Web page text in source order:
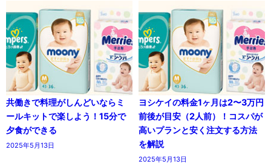
共働きで料理がしんどいならミ
ールキットで楽しよう！15分で
夕食ができる
2025年5月13日
ヨシケイの料金1ヶ月は2〜3万円
前後が目安（2人前）！コスパが
高いプランと安く注文する方法
を解説
2025年5月13日